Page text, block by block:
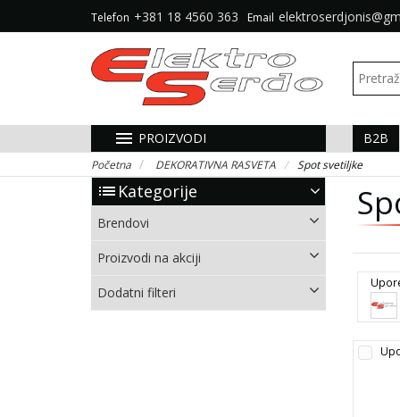
Telefon +381 18 4560 363 Email
menu PROIZVODI B2B
Početna DEKORATIVNA RASVETA Spot svetiljke
list Kategorije
Brendovi
Proizvodi na akciji
Dodatni filteri